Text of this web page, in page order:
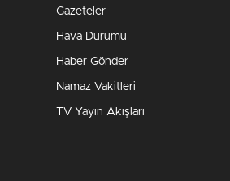
Gazeteler
Hava Durumu
Haber Gönder
Namaz Vakitleri
TV Yayın Akışları